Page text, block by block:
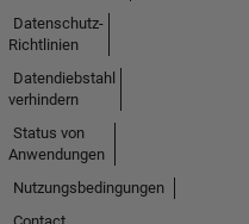
Datenschutz-
Richtlinien
Datendiebstahl
verhindern
Status von
Anwendungen
Nutzungsbedingungen
Contact